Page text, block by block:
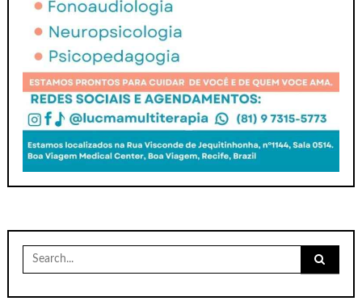
Search
for: